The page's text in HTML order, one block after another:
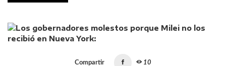
Compartir 10